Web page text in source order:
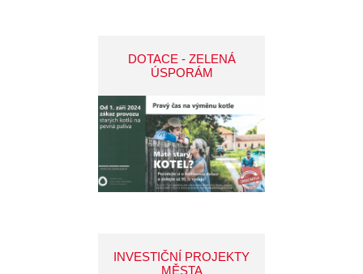
DOTACE - ZELENÁ
ÚSPORÁM
INVESTIČNÍ PROJEKTY
MĚSTA